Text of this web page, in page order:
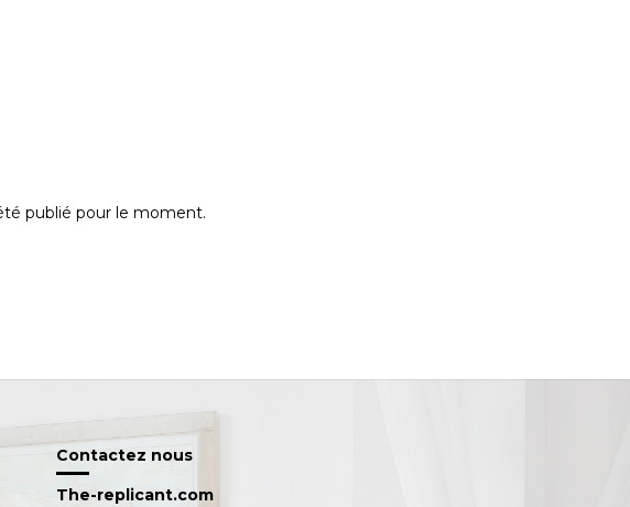
publié pour le moment.
Contactez nous
The-replicant.com